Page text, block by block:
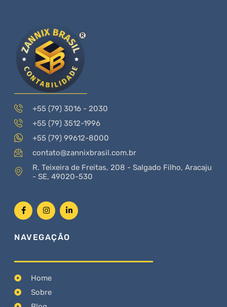
+55 (79) 3016 - 2030
+55 (79) 3512-1996
+55 (79) 99612-8000
contato@zannixbrasil.com.br
R. Teixeira de Freitas, 208 - Salgado Filho, Aracaju
- SE, 49020-530
NAVEGAÇÃO
Home
Sobre